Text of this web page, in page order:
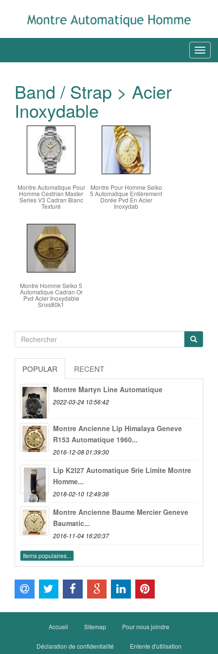
Band / Strap > Acier
Inoxydable
Montre Automatique Pour
Homme Cestrian Master
Series V3 Cadran Blanc
Texturé
Montre Pour Homme Seiko
5 Automatique Entièrement
Dorée Pvd En Acier
Inoxydab
Montre Homme Seiko 5
Automatique Cadran Or
Pvd Acier Inoxydable
Snxs80k1
POPULAR RECENT
Montre Martyn Line Automatique
2022-03-24 10:56:42
Montre Ancienne Lip Himalaya Geneve
R153 Automatique 1960...
2016-12-08 01:39:30
Lip K2l27 Automatique Srie Limite Montre
Homme...
2018-02-10 12:49:36
Montre Ancienne Baume Mercier Geneve
Baumatic...
2016-11-04 16:20:37
Items populaires...
Accueil Sitemap Pour nous joindre
Déclaration de confidentialité Entente d'utilisation